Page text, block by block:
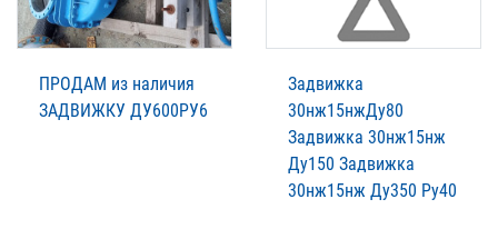
ПРОДАМ из наличия
ЗАДВИЖКУ ДУ600РУ6
Задвижка
30нж15нжДу80
Задвижка 30нж15нж
Ду150 Задвижка
30нж15нж Ду350 Ру40